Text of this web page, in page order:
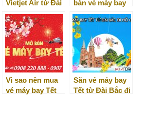
Vietjet Air từ Đài
Bắc (TPE) về
Việt Nam
bán vé máy bay
tết 2021 Tân Sửu
Vì sao nên mua
vé máy bay Tết
Săn vé máy bay
Tết từ Đài Bắc đi